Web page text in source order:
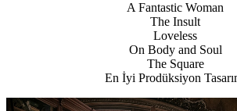
A Fantastic Woman
The Insult
Loveless
On Body and Soul
The Square
En İyi Prodüksiyon